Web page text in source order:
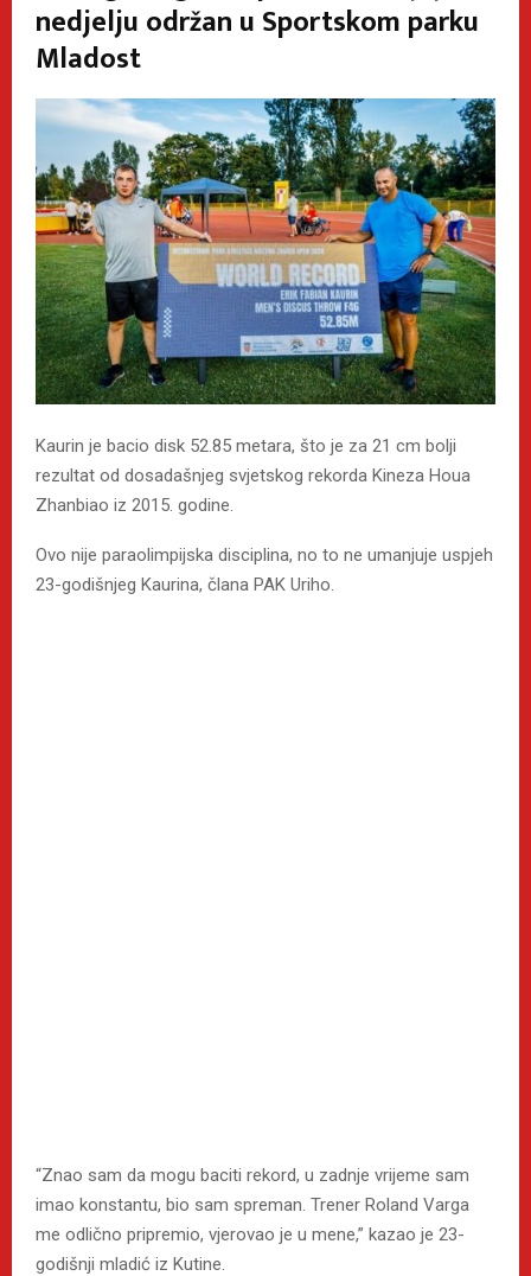
nedjelju održan u Sportskom parku
Mladost
Kaurin je bacio disk 52.85 metara, što je za 21 cm bolji
rezultat od dosadašnjeg svjetskog rekorda Kineza Houa
Zhanbiao iz 2015. godine.
Ovo nije paraolimpijska disciplina, no to ne umanjuje uspjeh
23-godišnjeg Kaurina, člana PAK Uriho.
“Znao sam da mogu baciti rekord, u zadnje vrijeme sam
imao konstantu, bio sam spreman. Trener Roland Varga
me odlično pripremio, vjerovao je u mene,” kazao je 23-
godišnji mladić iz Kutine.